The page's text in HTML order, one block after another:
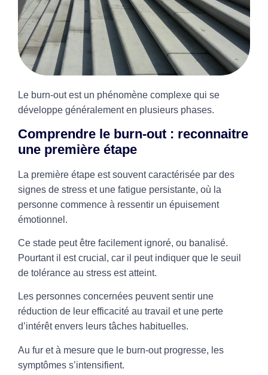
Le burn-out est un phénomène complexe qui se
développe généralement en plusieurs phases.
Comprendre le burn-out : reconnaitre
une première étape
La première étape est souvent caractérisée par des
signes de stress et une fatigue persistante, où la
personne commence à ressentir un épuisement
émotionnel.
Ce stade peut être facilement ignoré, ou banalisé.
Pourtant il est crucial, car il peut indiquer que le seuil
de tolérance au stress est atteint.
Les personnes concernées peuvent sentir une
réduction de leur efficacité au travail et une perte
d’intérêt envers leurs tâches habituelles.
Au fur et à mesure que le burn-out progresse, les
symptômes s’intensifient.